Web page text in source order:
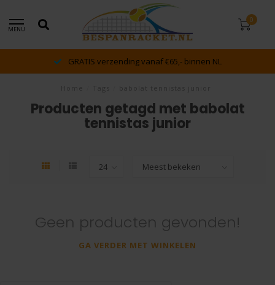
MENU
0
GRATIS verzending vanaf €65,- binnen NL
Producten getagd met babolat
tennistas junior
Geen producten gevonden!
GA VERDER MET WINKELEN